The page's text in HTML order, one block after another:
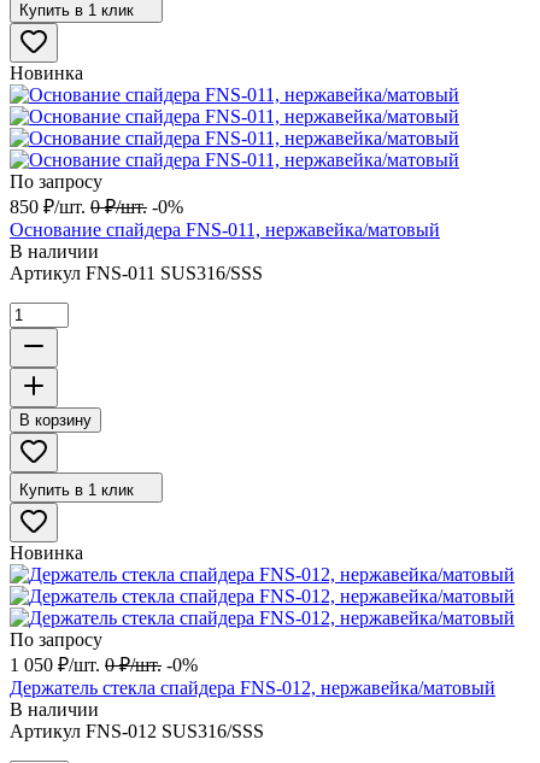
Купить в 1 клик
Новинка
По запросу
850 ₽/шт. 0 ₽/шт. -0%
Основание спайдера FNS-011, нержавейка/матовый
В наличии
Артикул FNS-011 SUS316/SSS
В корзину
Купить в 1 клик
Новинка
По запросу
1 050 ₽/шт. 0 ₽/шт. -0%
Держатель стекла спайдера FNS-012, нержавейка/матовый
В наличии
Артикул FNS-012 SUS316/SSS